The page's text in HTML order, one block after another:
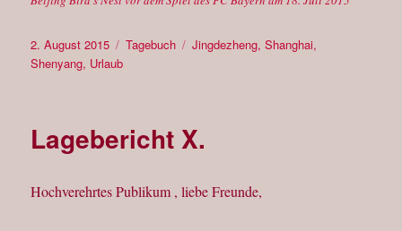
Veröffentlicht
am
2. August 2015 Kategorien
Tagebuch Schlagwörter
Jingdezheng,Shanghai,
Shenyang, Urlaub
Lagebericht X.
Hochverehrtes Publikum , liebe Freunde,